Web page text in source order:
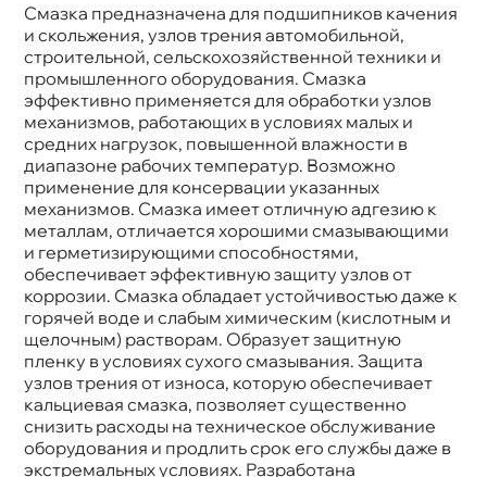
Смазка предназначена для подшипников качения
и скольжения, узлов трения автомобильной,
строительной, сельскохозяйственной техники и
промышленного оборудования. Смазка
эффективно применяется для обработки узло
механизмов, работающих в условиях малых и
средних нагрузок, повышенной влажности
диапазоне рабочих температур. Возможно
применение для консервации указанных
механизмов. Смазка имеет отличную адгезию к
металлам, отличается хорошими смазывающими
и герметизирующими способностями,
обеспечивает эффективную защиту узлов от
коррозии. Смазка обладает устойчивостью даже к
орячей воде и слабым химическим (кислотным и
щелочным) растворам. Образует защитную
пленку в условиях сухого смазывания. Защита
узлов трения от износа, которую обеспечивает
кальциевая смазка, позволяет существенно
снизить расходы на техническое обслуживание
оборудования и продлить срок его службы даже
экстремальных условиях. Разработана
Бренд
Ладога